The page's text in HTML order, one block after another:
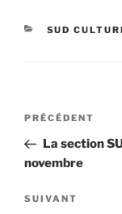
CATÉGORIES
SUD
Navigation
l’article
Article
précédent
PRÉCÉDENT
La section
novembre
Article
SUIVANT